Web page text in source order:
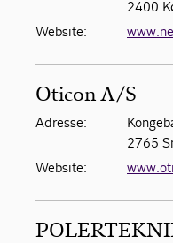
2400
Website:
Oticon A/S
Adresse:
2765
Website: